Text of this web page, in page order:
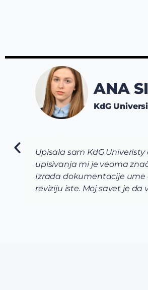
Upisala sam KdG
upisivanja mi je veoma
Izrada dokumentacije ume
reviziju iste. Moj savet je
ANA
KdG